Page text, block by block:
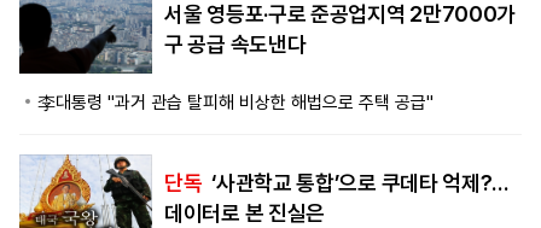
서울 영등포·구로 준공업지역 2만7000가
구 공급 속도낸다
李대통령 "과거 관습 탈피해 비상한 해법으로 주택 공급"
단독 ‘사관학교 통합’으로 쿠데타 억제?…
데이터로 본 진실은